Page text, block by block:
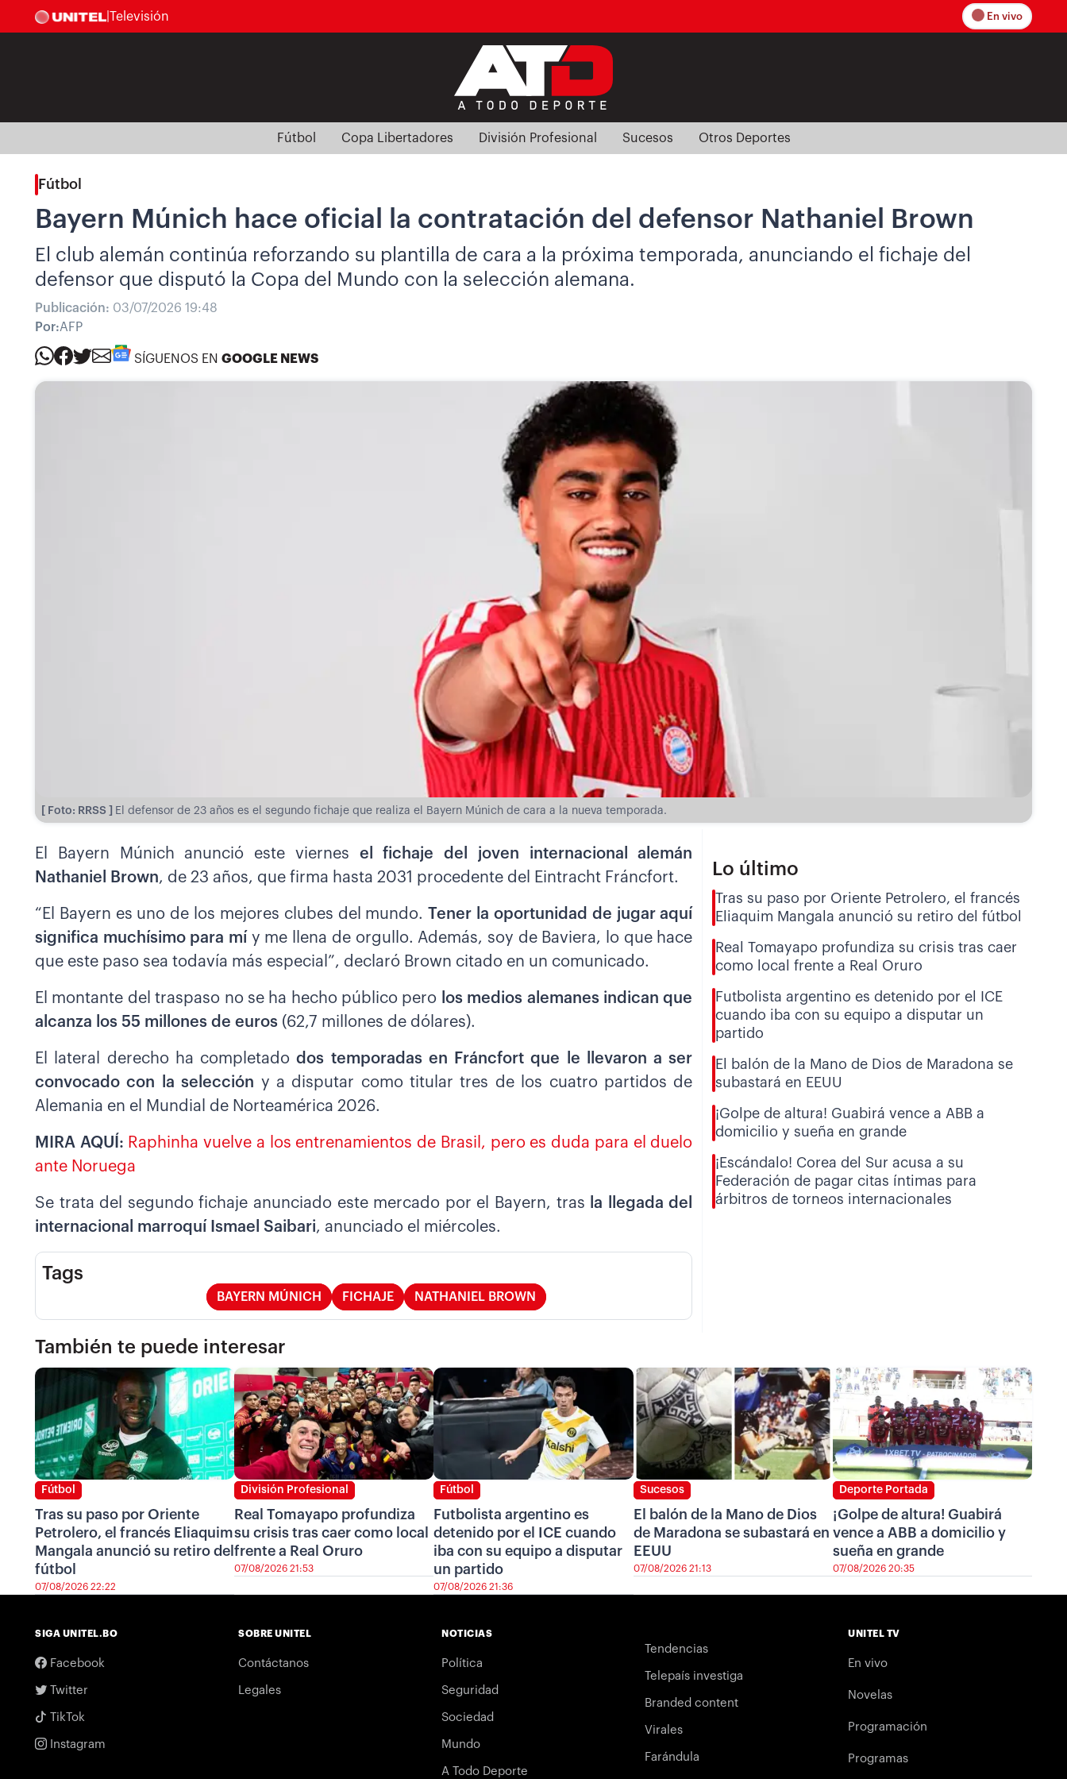
Televisión En vivo
Fútbol Copa Libertadores División Profesional Sucesos Otros Deportes
Fútbol
Bayern Múnich hace oficial la contratación del defensor Nathaniel Brown
El club alemán continúa reforzando su plantilla de cara a la próxima temporada, anunciando el fichaje del
defensor que disputó la Copa del Mundo con la selección alemana.
Publicación: 03/07/2026 19:48
Por:AFP
SÍGUENOS EN GOOGLE NEWS
[ Foto: RRSS ] El defensor de 23 años es el segundo fichaje que realiza el Bayern Múnich de cara a la nueva temporada.
El Bayern Múnich anunció este viernes el fichaje del joven internacional alemán
Nathaniel Brown, de 23 años, que firma hasta 2031 procedente del Eintracht Fráncfort.
“El Bayern es uno de los mejores clubes del mundo.Tener la oportunidad de jugar aquí
significa muchísimo para mí y me llena de orgullo. Además, soy de Baviera, lo que hace
que este paso sea todavía más especial”, declaró Brown citado en un comunicado.
El montante del traspaso no se ha hecho público pero los medios alemanes indican que
alcanza los 55 millones de euros (62,7 millones de dólares).
El lateral derecho ha completadodos temporadas en Fráncfort que le llevaron a ser
convocado con la selección y a disputar como titular tres de los cuatro partidos de
Alemania en el Mundial de Norteamérica 2026.
MIRA AQUÍ: Raphinha vuelve a los entrenamientos de Brasil, pero es duda para el duelo
ante Noruega
Se trata del segundo fichaje anunciado este mercado por el Bayern, tras la llegada del
internacional marroquí Ismael Saibari, anunciado el miércoles.
Tags
BAYERN MÚNICH FICHAJE NATHANIEL BROWN
Lo último
Tras su paso por Oriente Petrolero, el francés
Eliaquim Mangala anunció su retiro del fútbol
Real Tomayapo profundiza su crisis tras caer
como local frente a Real Oruro
Futbolista argentino es detenido por el ICE
cuando iba con su equipo a disputar un
partido
El balón de la Mano de Dios de Maradona se
subastará en EEUU
¡Golpe de altura! Guabirá vence a ABB a
domicilio y sueña en grande
¡Escándalo! Corea del Sur acusa a su
Federación de pagar citas íntimas para
árbitros de torneos internacionales
También te puede interesar
Fútbol
Tras su paso por Oriente
Petrolero, el francés Eliaquim
Mangala anunció su retiro del
fútbol
07/08/2026 22:22
División Profesional
Real Tomayapo profundiza
su crisis tras caer como local
frente a Real Oruro
07/08/2026 21:53
Fútbol
Futbolista argentino es
detenido por el ICE cuando
iba con su equipo a disputar
un partido
07/08/2026 21:36
Sucesos
El balón de la Mano de Dios
de Maradona se subastará en
EEUU
07/08/2026 21:13
Deporte Portada
¡Golpe de altura! Guabirá
vence a ABB a domicilio y
sueña en grande
07/08/2026 20:35
SIGA UNITEL.BO
Facebook
Twitter
TikTok
Instagram
SOBRE UNITEL
Contáctanos
Legales
NOTICIAS
Política
Seguridad
Sociedad
Mundo
A Todo Deporte
Tendencias
Telepaís investiga
Branded content
Virales
Farándula
UNITEL TV
En vivo
Novelas
Programación
Programas